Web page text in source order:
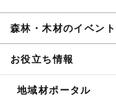
森林・木材のイベント
お役立ち情報
地域材ポータル